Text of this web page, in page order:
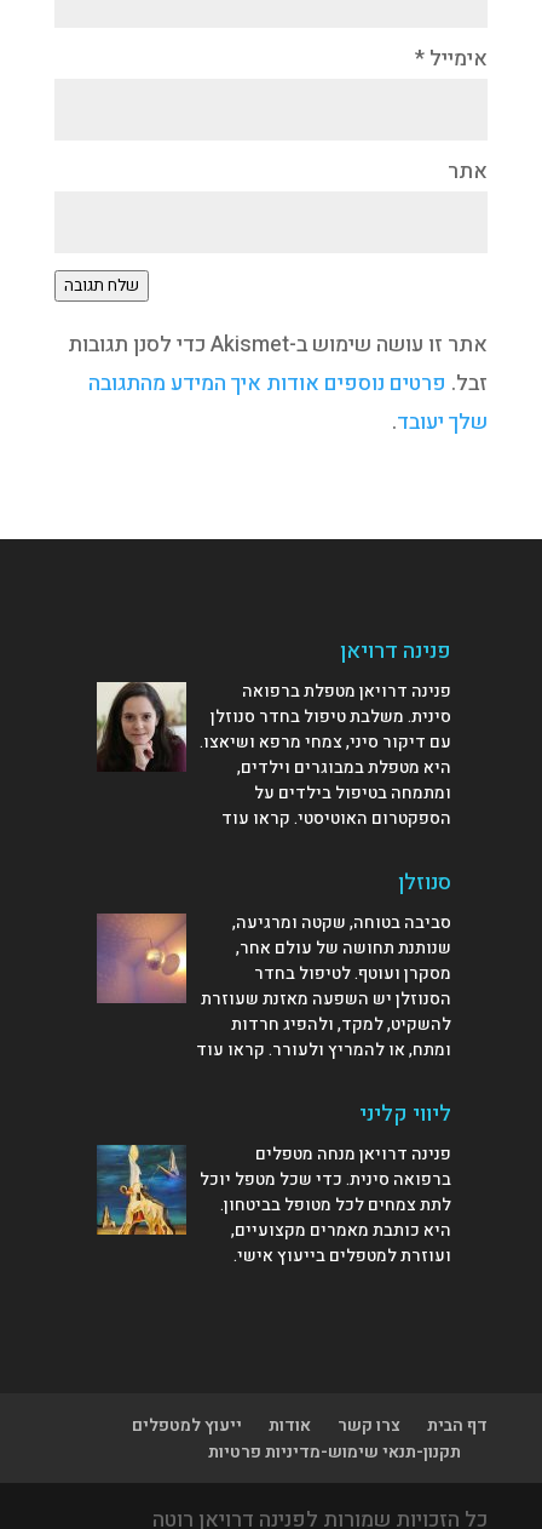
אימייל *
אתר
שלח תגובה
אתר זו עושה שימוש ב-Akismet כדי לסנן תגובות
זבל. פרטים נוספים אודות איך המידע מהתגובה
שלך יעובד.
פנינה דרויאן
פנינה דרויאן מטפלת ברפואה
סינית. משלבת טיפול בחדר סנוזלן
עם דיקור סיני, צמחי מרפא ושיאצו.
היא מטפלת במבוגרים וילדים,
ומתמחה בטיפול בילדים על
הספקטרום האוטיסטי.קראו עוד
סנוזלן
סביבה בטוחה, שקטה ומרגיעה,
שנותנת תחושה של עולם אחר,
מסקרן ועוטף. לטיפול בחדר
הסנוזלן יש השפעה מאזנת שעוזרת
להשקיט, למקד, ולהפיג חרדות
ומתח, או להמריץ ולעורר.קראו עוד
ליווי קליני
פנינה דרויאן מנחה מטפלים
ברפואה סינית. כדי שכל מטפל יוכל
לתת צמחים לכל מטופל בביטחון.
היא כותבת מאמרים מקצועיים,
ועוזרת למטפליםבייעוץ אישי.
דף הבית צרו קשר אודות
ייעוץ למטפלים
תקנון-תנאי שימוש-מדיניות פרטיות
כל הזכויות שמורות לפנינה דרויאן רוטה